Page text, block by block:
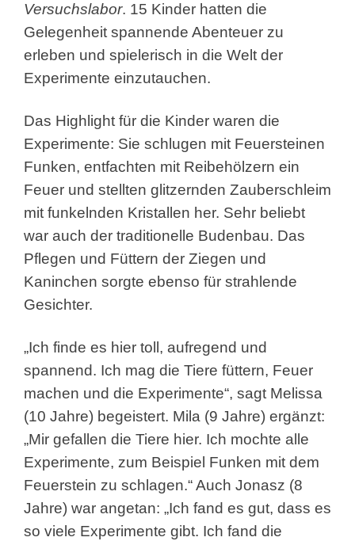
Versuchslabor. 15 Kinder hatten die
Gelegenheit spannende Abenteuer zu
erleben und spielerisch in die Welt der
Experimente einzutauchen.
Das Highlight für die Kinder waren die
Experimente: Sie schlugen mit Feuersteinen
Funken, entfachten mit Reibehölzern ein
Feuer und stellten glitzernden Zauberschleim
mit funkelnden Kristallen her. Sehr beliebt
war auch der traditionelle Budenbau. Das
Pflegen und Füttern der Ziegen und
Kaninchen sorgte ebenso für strahlende
Gesichter.
„Ich finde es hier toll, aufregend und
spannend. Ich mag die Tiere füttern, Feuer
machen und die Experimente“, sagt Melissa
(10 Jahre) begeistert. Mila (9 Jahre) ergänzt:
„Mir gefallen die Tiere hier. Ich mochte alle
Experimente, zum Beispiel Funken mit dem
Feuerstein zu schlagen.“ Auch Jonasz (8
Jahre) war angetan: „Ich fand es gut, dass es
so viele Experimente gibt. Ich fand die